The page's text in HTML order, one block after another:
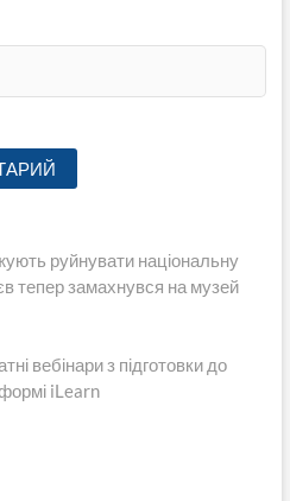
руйнувати національну
тепер замахнувся на музей
вебінари з підготовки до
iLearn